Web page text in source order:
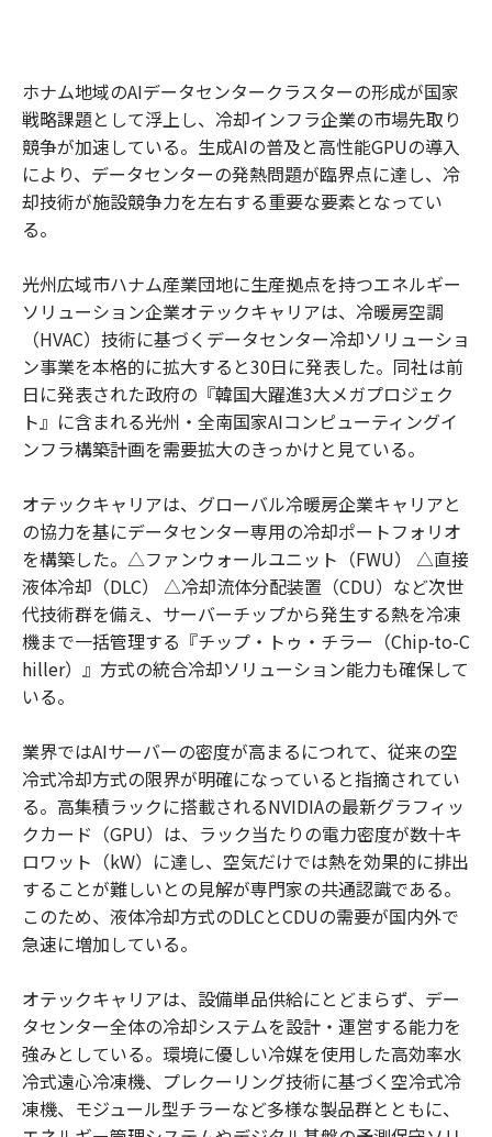
ホナム地域のAIデータセンタークラスターの形成が国家
戦略課題として浮上し、冷却インフラ企業の市場先取り
競争が加速している。生成AIの普及と高性能GPUの導入
により、データセンターの発熱問題が臨界点に達し、冷
却技術が施設競争力を左右する重要な要素となってい
る。
光州広域市ハナム産業団地に生産拠点を持つエネルギー
ソリューション企業オテックキャリアは、冷暖房空調
（HVAC）技術に基づくデータセンター冷却ソリューショ
ン事業を本格的に拡大すると30日に発表した。同社は前
日に発表された政府の『韓国大躍進3大メガプロジェク
ト』に含まれる光州・全南国家AIコンピューティングイ
ンフラ構築計画を需要拡大のきっかけと見ている。
オテックキャリアは、グローバル冷暖房企業キャリアと
の協力を基にデータセンター専用の冷却ポートフォリオ
を構築した。△ファンウォールユニット（FWU） △直接
液体冷却（DLC） △冷却流体分配装置（CDU）など次世
代技術群を備え、サーバーチップから発生する熱を冷凍
機まで一括管理する『チップ・トゥ・チラー（Chip-to-C
hiller）』方式の統合冷却ソリューション能力も確保して
いる。
業界ではAIサーバーの密度が高まるにつれて、従来の空
冷式冷却方式の限界が明確になっていると指摘されてい
る。高集積ラックに搭載されるNVIDIAの最新グラフィッ
クカード（GPU）は、ラック当たりの電力密度が数十キ
ロワット（kW）に達し、空気だけでは熱を効果的に排出
することが難しいとの見解が専門家の共通認識である。
このため、液体冷却方式のDLCとCDUの需要が国内外で
急速に増加している。
オテックキャリアは、設備単品供給にとどまらず、デー
タセンター全体の冷却システムを設計・運営する能力を
強みとしている。環境に優しい冷媒を使用した高効率水
冷式遠心冷凍機、プレクーリング技術に基づく空冷式冷
凍機、モジュール型チラーなど多様な製品群とともに、